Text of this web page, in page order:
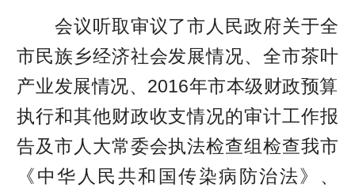
会议听取审议了市人民政府关于全
市民族乡经济社会发展情况、全市茶叶
产业发展情况、2016年市本级财政预算
执行和其他财政收支情况的审计工作报
告及市人大常委会执法检查组检查我市
《中华人民共和国传染病防治法》、